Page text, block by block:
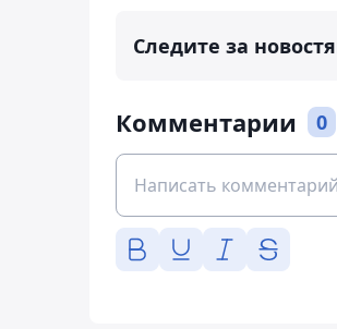
Следите за
Комментарии 0